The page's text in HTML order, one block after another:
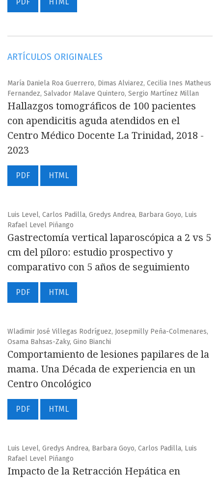
ARTÍCULOS ORIGINALES
María Daniela Roa Guerrero, Dimas Alviarez, Cecilia Ines Matheus
Fernandez, Salvador Malave Quintero, Sergio Martínez Millan
Hallazgos tomográficos de 100 pacientes
con apendicitis aguda atendidos en el
Centro Médico Docente La Trinidad, 2018 -
2023
PDF HTML
Luis Level, Carlos Padilla, Gredys Andrea, Barbara Goyo, Luis
Rafael Level Piñango
Gastrectomía vertical laparoscópica a 2 vs 5
cm del píloro: estudio prospectivo y
comparativo con 5 años de seguimiento
PDF HTML
Wladimir José Villegas Rodríguez, Josepmilly Peña-Colmenares,
Osama Bahsas-Zaky, Gino Bianchi
Comportamiento de lesiones papilares de la
mama. Una Década de experiencia en un
Centro Oncológico
PDF HTML
Luis Level, Gredys Andrea, Barbara Goyo, Carlos Padilla, Luis
Rafael Level Piñango
Impacto de la Retracción Hepática en